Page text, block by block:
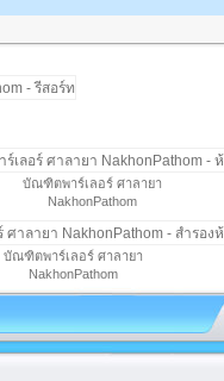
บัณฑิตพาร์เลอร์ ศาลายา
NakhonPathom
บัณฑิตพาร์เลอร์ ศาลายา
NakhonPathom